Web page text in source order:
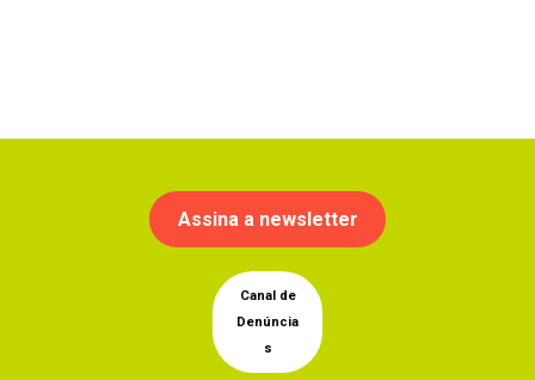
Assina a newsletter
Canal de
Denúncia
s